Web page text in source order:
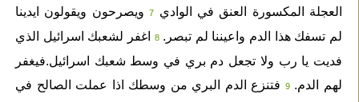
العجلة المكسورة العنق في الوادي
7ويصرحون ويقولون ايدينا
لم تسفك هذا الدم واعيننا لم تبصر. 8اغفر لشعبك اسرائيل الذي
فديت يا رب ولا تجعل دم بري في وسط شعبك اسرائيل.فيغفر
لهم الدم. 9فتنزع الدم البري من وسطك اذا عملت الصالح في